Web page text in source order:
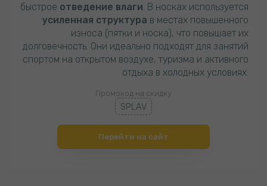
быстрое отведение влаги . В носках используется
усиленная структура в местах повышенного
износа (пятки и носка), что повышает их
долговечность. Они идеально подходят для занятий
спортом на открытом воздухе, туризма и активного
отдыха в холодных условиях.
Промокод на скидку
SPLAV
Перейти на сайт